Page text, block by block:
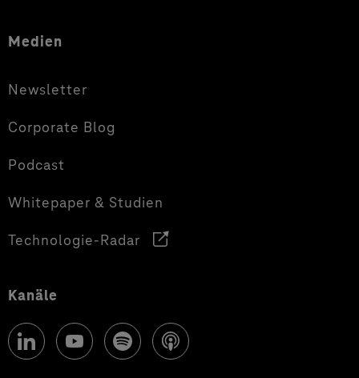
Medien
Newsletter
Corporate Blog
Podcast
Whitepaper & Studien
Technologie-Radar
Kanäle